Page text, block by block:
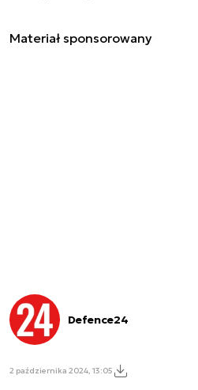
Materiał sponsorowany
Defence24
2 października 2024, 13:05